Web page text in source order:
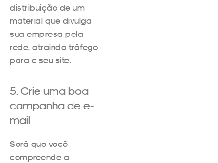
distribuição de um
material que divulga
sua empresa pela
rede, atraindo tráfego
para o seu site.
5. Crie uma boa
campanha de e-
mail
Será que você
compreende a